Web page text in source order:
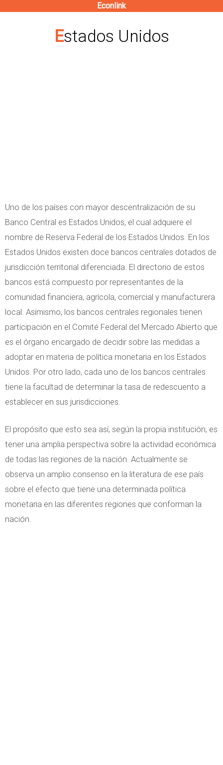
contenido
Econlink
Estados Unidos
Uno de los países con mayor descentralización de su
Banco Central es Estados Unidos, el cual adquiere el
nombre de Reserva Federal de los Estados Unidos. En los
Estados Unidos existen doce bancos centrales dotados de
jurisdicción territorial diferenciada. El directorio de estos
bancos está compuesto por representantes de la
comunidad financiera, agrícola, comercial y manufacturera
local. Asimismo, los bancos centrales regionales tienen
participación en el Comité Federal del Mercado Abierto que
es el órgano encargado de decidir sobre las medidas a
adoptar en materia de política monetaria en los Estados
Unidos. Por otro lado, cada uno de los bancos centrales
tiene la facultad de determinar la tasa de redescuento a
establecer en sus jurisdicciones.
El propósito que esto sea así, según la propia institución, es
tener una amplia perspectiva sobre la actividad económica
de todas las regiones de la nación. Actualmente se
observa un amplio consenso en la literatura de ese país
sobre el efecto que tiene una determinada política
monetaria en las diferentes regiones que conforman la
nación.